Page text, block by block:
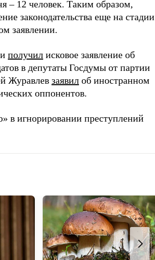
– 12 человек. Таким образом,
законодательства еще на стадии
заявлении.
получил исковое заявление об
в депутаты Госдумы от партии
Журавлев заявил об иностранном
оппонентов.
в игнорировании преступлений